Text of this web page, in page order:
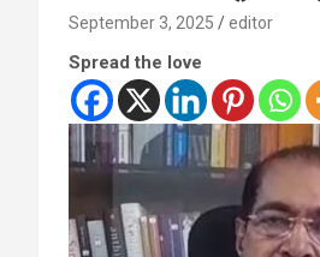
September 3, 2025 editor
Spread the love